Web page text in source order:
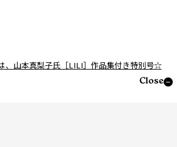
Close
、山本真梨子氏［LILI］作品集付き特別号☆